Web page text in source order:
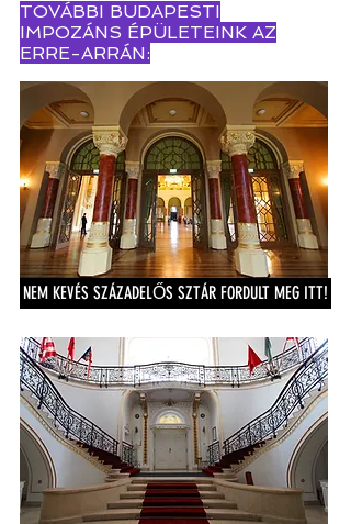
TOVÁBBI BUDAPESTI
IMPOZÁNS ÉPÜLETEINK AZ
ERRE-ARRÁN:
NEM KEVÉS SZÁZADELŐS SZTÁR FORDULT MEG ITT!